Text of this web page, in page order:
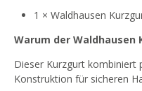
1 × Waldhausen
Warum der
Dieser Kurzgurt kombiniert
Konstruktion für sicheren